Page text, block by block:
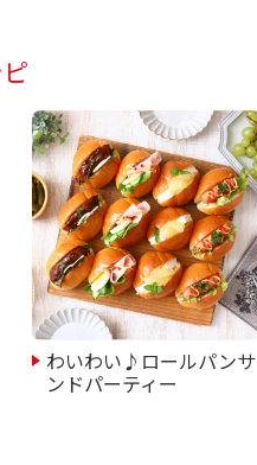
わいわい♪ロールパンサ
ンドパーティー